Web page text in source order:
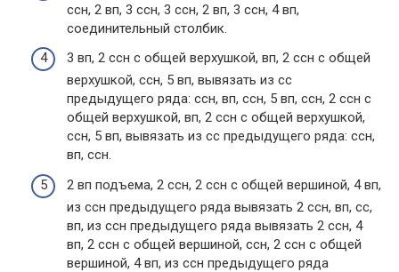
ссн, 2 вп, 3 ссн, 3 ссн, 2 вп, 3 ссн, 4 вп,
соединительный столбик.
3 вп, 2 ссн с общей верхушкой, вп, 2 ссн с общей
верхушкой, ссн, 5 вп, вывязать из сс
предыдущего ряда: ссн, вп, ссн, 5 вп, ссн, 2 ссн с
общей верхушкой, вп, 2 ссн с общей верхушкой,
ссн, 5 вп, вывязать из сс предыдущего ряда: ссн,
вп, ссн.
2 вп подъема, 2 ссн, 2 ссн с общей вершиной, 4 вп,
из ссн предыдущего ряда вывязать 2 ссн, вп, сс,
вп, из ссн предыдущего ряда вывязать 2 ссн, 4
вп, 2 ссн с общей вершиной, ссн, 2 ссн с общей
вершиной, 4 вп, из ссн предыдущего ряда